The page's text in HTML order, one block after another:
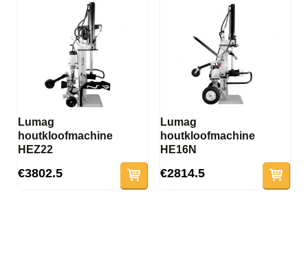
Lumag
houtkloofmachine
HEZ22
€3802.5
Lumag
houtkloofmachine
HE16N
€2814.5